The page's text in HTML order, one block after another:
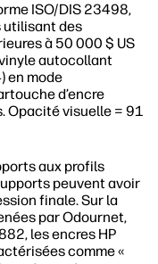
ISO/DIS 23498,
utilisant des
à 50 000 $ US
autocollant
en mode
d’encre
Opacité visuelle = 91
aux profils
peuvent avoir
finale. Sur la
par Odournet,
les encres HP
comme «